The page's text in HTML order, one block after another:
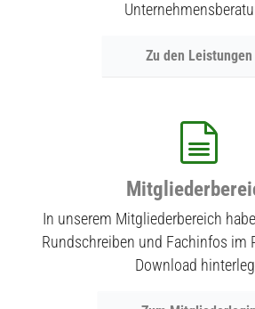
Zu den Leistungen
In unserem Mitgliederbereich
Rundschreiben und Fachinfos im
Download